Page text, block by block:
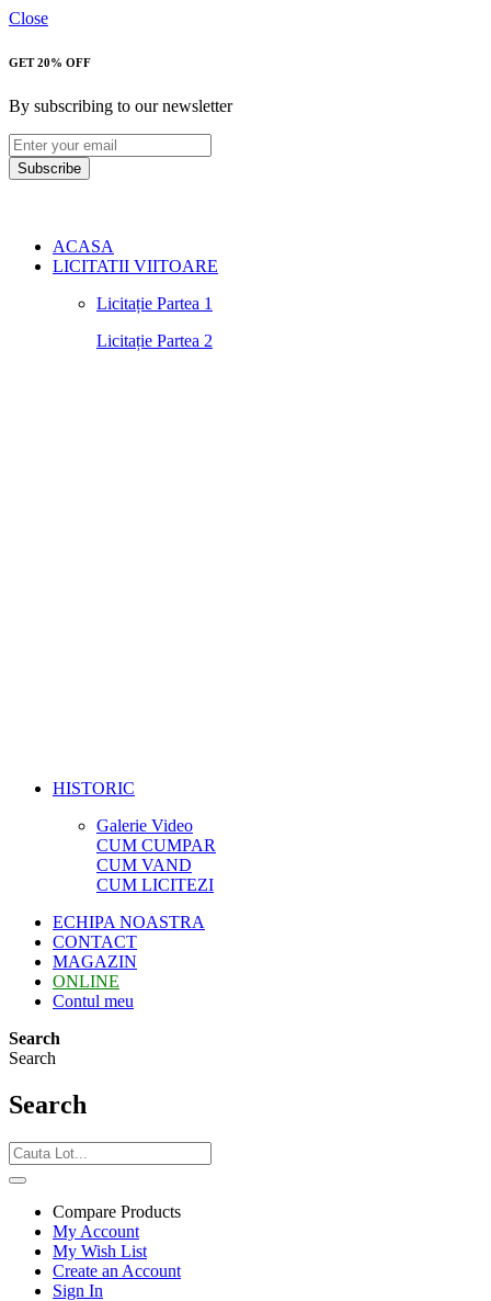
Close
GET 20% OFF
By subscribing to our newsletter
Subscribe
ACASA
LICITATII VIITOARE
Licitație Partea 1
Licitație Partea 2
HISTORIC
Galerie Video
CUM CUMPAR
CUM VAND
CUM LICITEZI
ECHIPA NOASTRA
CONTACT
MAGAZIN
ONLINE
Contul meu
Search
Search
Search
Compare Products
My Account
My Wish List
Create an Account
Sign In